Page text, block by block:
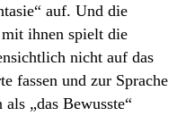
auf. Und die
mit ihnen spielt die
nicht auf das
fassen und zur Sprache
„das Bewusste“